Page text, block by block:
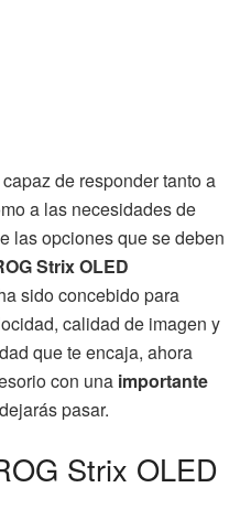
de responder tanto a
a las necesidades de
las opciones que se deben
Strix OLED
sido concebido para
calidad de imagen y
que te encaja, ahora
con una importante
pasar.
Strix OLED